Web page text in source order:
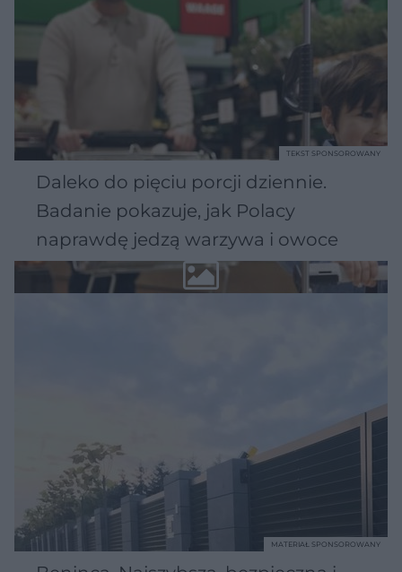
Daleko do pięciu porcji dziennie.
Badanie pokazuje, jak Polacy
naprawdę jedzą warzywa i owoce
TEKST SPONSOROWANY
MATERIAŁ SPONSOROWANY